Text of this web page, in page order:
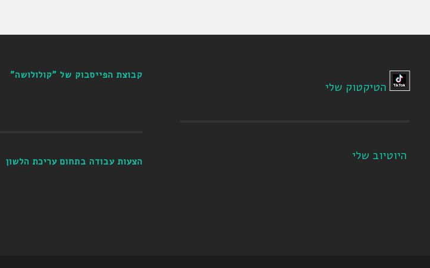
הטיקטוק שלי
היוטיוב שלי
קבוצת הפייסבוק של "קולולושה"
הצעות עבודה בתחום עריכת הלשון